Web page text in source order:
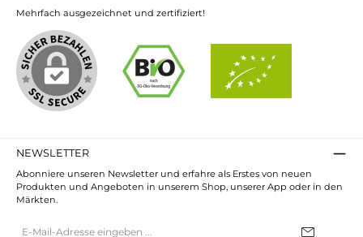
Mehrfach ausgezeichnet und zertifiziert!
NEWSLETTER
Abonniere unseren Newsletter und erfahre als Erstes von neuen
Produkten und Angeboten in unserem Shop, unserer App oder in den
Märkten.
Mail-